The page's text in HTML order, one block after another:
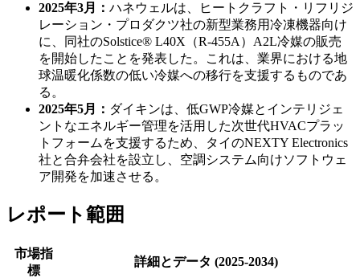
2025年3月： ハネウェルは、ヒートクラフト・リフリジ
レーション・プロダクツ社の新型業務用冷凍機器向け
に、同社のSolstice® L40X（R-455A）A2L冷媒の販売
を開始したことを発表した。これは、業界における地
球温暖化係数の低い冷媒への移行を支援するものであ
る。
2025年5月： ダイキンは、低GWP冷媒とインテリジェ
ントなエネルギー管理を活用した次世代HVACプラッ
トフォームを支援するため、タイのNEXTY Electronics
社と合弁会社を設立し、空調システム向けソフトウェ
ア開発を加速させる。
レポート範囲
市場指
標
詳細とデータ (2025-2034)